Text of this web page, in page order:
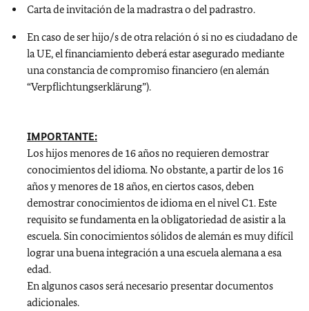
Carta de invitación de la madrastra o del padrastro.
En caso de ser hijo/s de otra relación ó si no es ciudadano de
la UE, el financiamiento deberá estar asegurado mediante
una constancia de compromiso financiero (en alemán
“Verpflichtungserklärung”).
IMPORTANTE:
Los hijos menores de 16 años no requieren demostrar
conocimientos del idioma. No obstante, a partir de los 16
años y menores de 18 años, en ciertos casos, deben
demostrar conocimientos de idioma en el nivel C1. Este
requisito se fundamenta en la obligatoriedad de asistir a la
escuela. Sin conocimientos sólidos de alemán es muy difícil
lograr una buena integración a una escuela alemana a esa
edad.
En algunos casos será necesario presentar documentos
adicionales.